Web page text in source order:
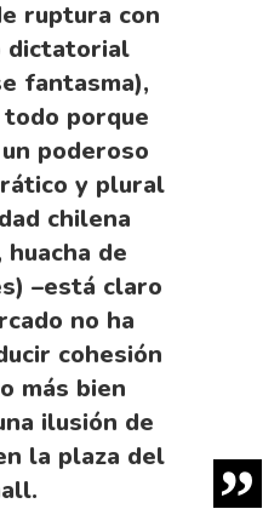
ruptura con
dictatorial
fantasma),
porque
poderoso
y plural
chilena
de
–está claro
no ha
cohesión
más bien
ilusión de
la plaza del